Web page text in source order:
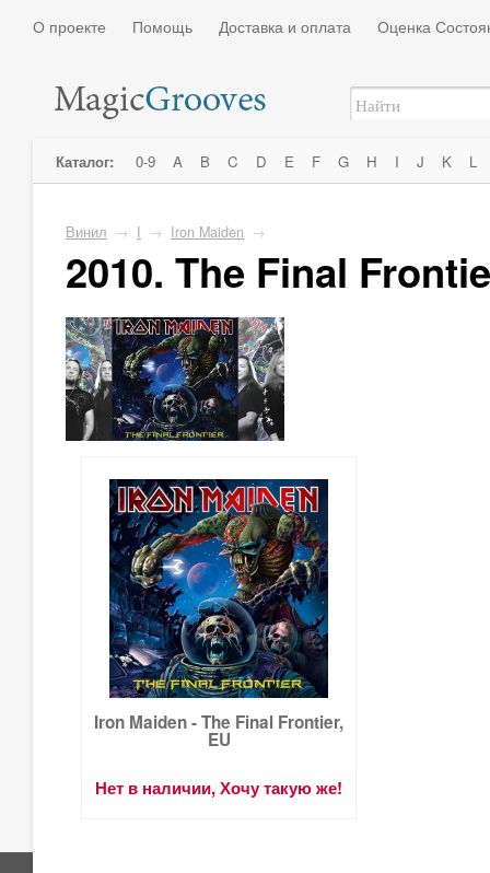
О проекте Помощь Доставка и оплата Оценка
Каталог: 0-9 A B C D E F G H I J K L
Винил → I → Iron Maiden →
2010. The Final
Iron Maiden - The Final Frontier,
EU
Нет в наличии, Хочу такую же!